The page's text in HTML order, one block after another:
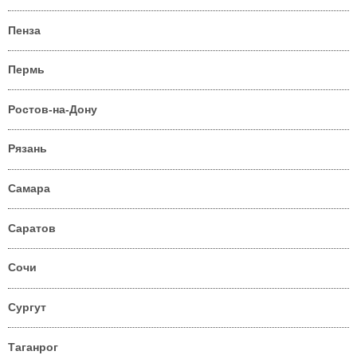
Пенза
Пермь
Ростов-на-Дону
Рязань
Самара
Саратов
Сочи
Сургут
Таганрог